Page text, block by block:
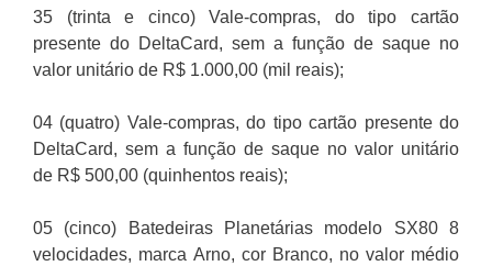
35 (trinta e cinco) Vale-compras, do tipo cartão
presente do DeltaCard, sem a função de saque no
valor unitário de R$ 1.000,00 (mil reais);
04 (quatro) Vale-compras, do tipo cartão presente do
DeltaCard, sem a função de saque no valor unitário
de R$ 500,00 (quinhentos reais);
05 (cinco) Batedeiras Planetárias modelo SX80 8
velocidades, marca Arno, cor Branco, no valor médio